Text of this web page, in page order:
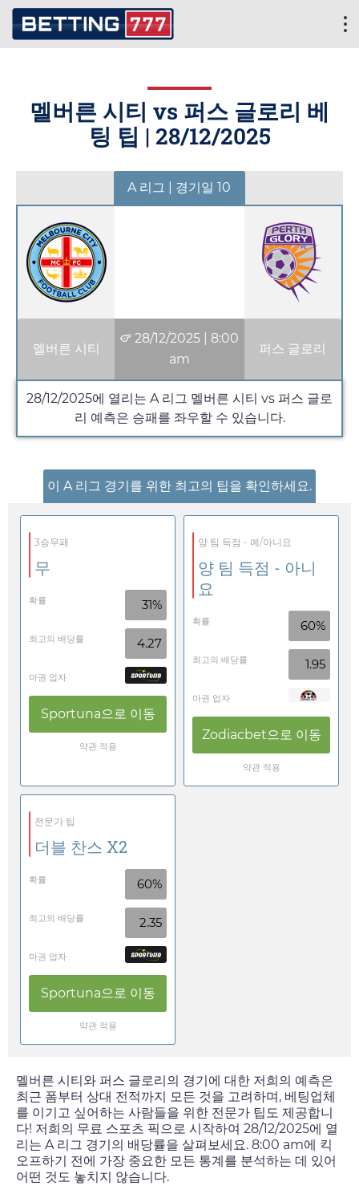
멜버른 시티 vs 퍼스 글로리 베
팅 팁 | 28/12/2025
A 리그 | 경기일 10
멜버른 시티
28/12/2025
8:00
am
퍼스 글로리
28/12/2025에 열리는 A 리그 멜버른 시티 vs 퍼스 글로
리 예측은 승패를 좌우할 수 있습니다.
이 A 리그 경기를 위한 최고의 팁을 확인하세요.
3승무패
무
확률 31%
최고의 배당률 4.27
마권 업자
Sportuna으로 이동
약관 적용
양 팀 득점 - 예/아니요
양 팀 득점 - 아니
요
확률 60%
최고의 배당률 1.95
마권 업자
Zodiacbet으로 이동
약관 적용
전문가 팁
더블 찬스 X2
확률 60%
최고의 배당률 2.35
마권 업자
Sportuna으로 이동
약관 적용
멜버른 시티와 퍼스 글로리의 경기에 대한 저희의 예측은
최근 폼부터 상대 전적까지 모든 것을 고려하며, 베팅업체
를 이기고 싶어하는 사람들을 위한 전문가 팁도 제공합니
다! 저희의 무료 스포츠 픽으로 시작하여 28/12/2025에 열
리는 A 리그 경기의 배당률을 살펴보세요. 8:00 am에 킥
오프하기 전에 가장 중요한 모든 통계를 분석하는 데 있어
어떤 것도 놓치지 않습니다.